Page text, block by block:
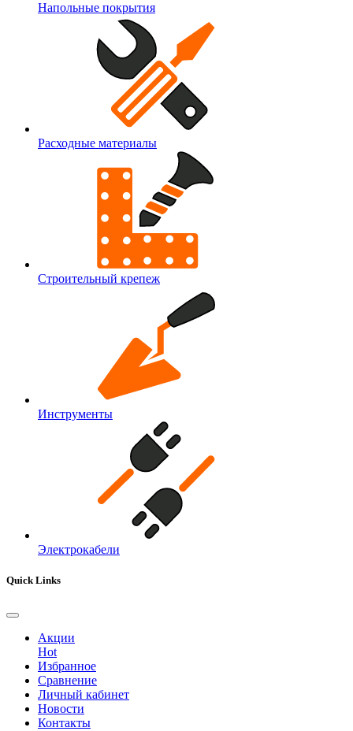
Напольные покрытия
Расходные материалы
Строительный крепеж
Инструменты
Электрокабели
Quick Links
Акции
Hot
Избранное
Сравнение
Личный кабинет
Новости
Контакты